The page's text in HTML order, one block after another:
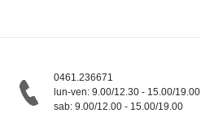
0461.236671
lun-ven: 9.00/12.30 - 15.00/19.00
sab: 9.00/12.00 - 15.00/19.00